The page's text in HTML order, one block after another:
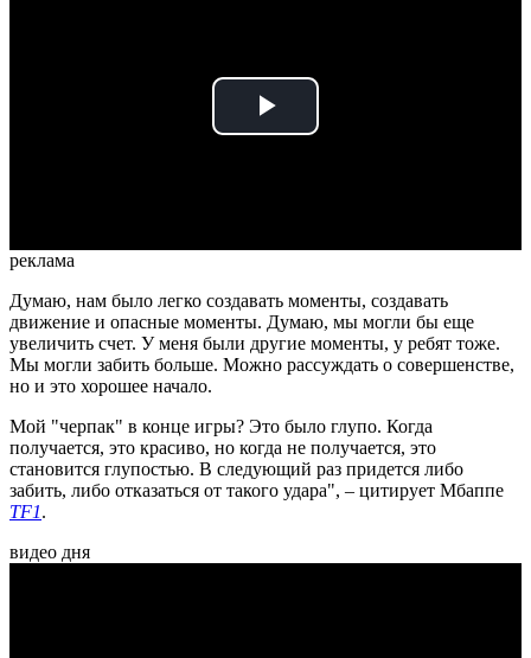
Play
реклама
Думаю, нам было легко создавать моменты, создавать
движение и опасные моменты. Думаю, мы могли бы еще
увеличить счет. У меня были другие моменты, у ребят тоже.
Мы могли забить больше. Можно рассуждать о совершенстве,
но и это хорошее начало.
Мой "черпак" в конце игры? Это было глупо. Когда
получается, это красиво, но когда не получается, это
становится глупостью. В следующий раз придется либо
забить, либо отказаться от такого удара", – цитирует Мбаппе
TF1.
видео дня